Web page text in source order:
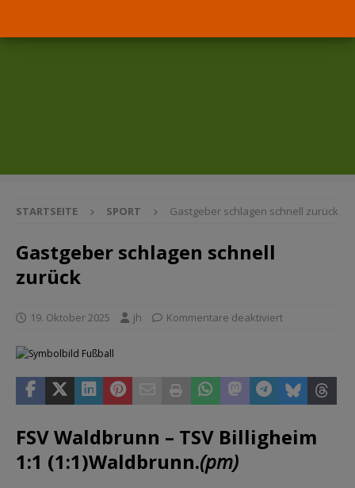
STARTSEITE SPORT Gastgeber schlagen schnell zurück
Gastgeber schlagen schnell
zurück
19. Oktober 2025 jh Kommentare deaktiviert
FSV Waldbrunn – TSV Billigheim
1:1 (1:1)Waldbrunn.(pm)